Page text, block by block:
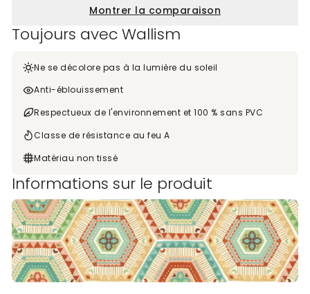
Montrer la comparaison
Toujours avec Wallism
Ne se décolore pas à la lumière du soleil
Anti-éblouissement
Respectueux de l'environnement et 100 % sans PVC
Classe de résistance au feu A
Matériau non tissé
Informations sur le produit